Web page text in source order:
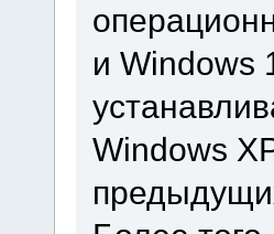
и Windows
Windows